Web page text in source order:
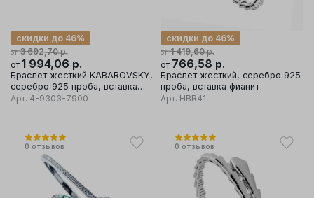
от 3 692,70р.
скидки до 46%
от 1 994,06 р.
Браслет жесткий KABAROVSKY,
серебро 925 проба, вставка
фианит
Арт. 4-9303-7900
от 1 419,60р.
скидки до 46%
от 766,58 р.
Браслет жесткий, серебро 925
проба, вставка фианит
Арт. HBR41
0 отзывов 0 отзывов